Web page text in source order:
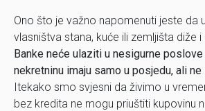
Ono što je važno napomenuti jeste da
vlasništva stana, kuće ili zemljišta diže i
Banke neće ulaziti u nesigurne
nekretninu imaju samo u posjedu, ali ne
Itekako smo svjesni da živimo u
bez kredita ne mogu priuštiti kupovinu